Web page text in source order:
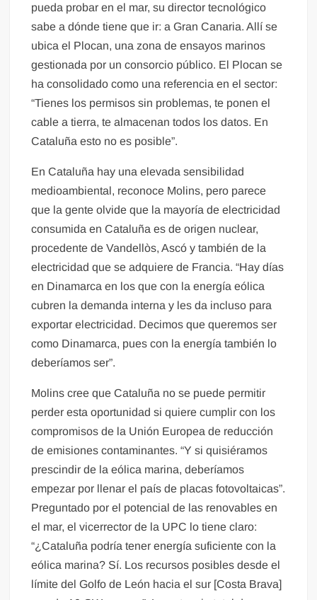
pueda probar en el mar, su director tecnológico
sabe a dónde tiene que ir: a Gran Canaria. Allí se
ubica el Plocan, una zona de ensayos marinos
gestionada por un consorcio público. El Plocan se
ha consolidado como una referencia en el sector:
“Tienes los permisos sin problemas, te ponen el
cable a tierra, te almacenan todos los datos. En
Cataluña esto no es posible”.
En Cataluña hay una elevada sensibilidad
medioambiental, reconoce Molins, pero parece
que la gente olvide que la mayoría de electricidad
consumida en Cataluña es de origen nuclear,
procedente de Vandellòs, Ascó y también de la
electricidad que se adquiere de Francia. “Hay días
en Dinamarca en los que con la energía eólica
cubren la demanda interna y les da incluso para
exportar electricidad. Decimos que queremos ser
como Dinamarca, pues con la energía también lo
deberíamos ser”.
Molins cree que Cataluña no se puede permitir
perder esta oportunidad si quiere cumplir con los
compromisos de la Unión Europea de reducción
de emisiones contaminantes. “Y si quisiéramos
prescindir de la eólica marina, deberíamos
empezar por llenar el país de placas fotovoltaicas”.
Preguntado por el potencial de las renovables en
el mar, el vicerrector de la UPC lo tiene claro:
“¿Cataluña podría tener energía suficiente con la
eólica marina? Sí. Los recursos posibles desde el
límite del Golfo de León hacia el sur [Costa Brava]